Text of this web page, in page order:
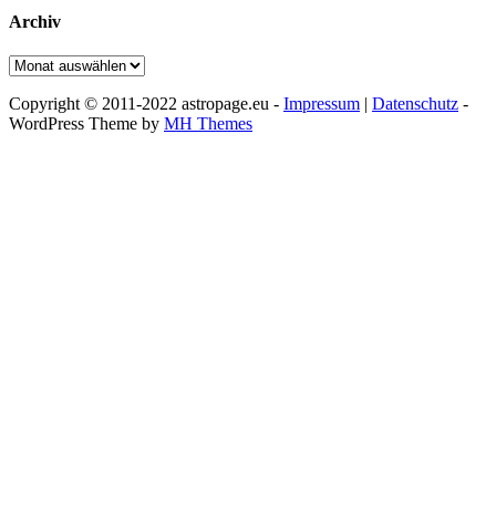
Archiv
Archiv
Copyright © 2011-2022 astropage.eu - Impressum | Datenschutz -
WordPress Theme by MH Themes